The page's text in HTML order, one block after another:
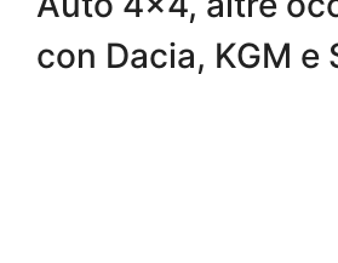
con Dacia, KGM e